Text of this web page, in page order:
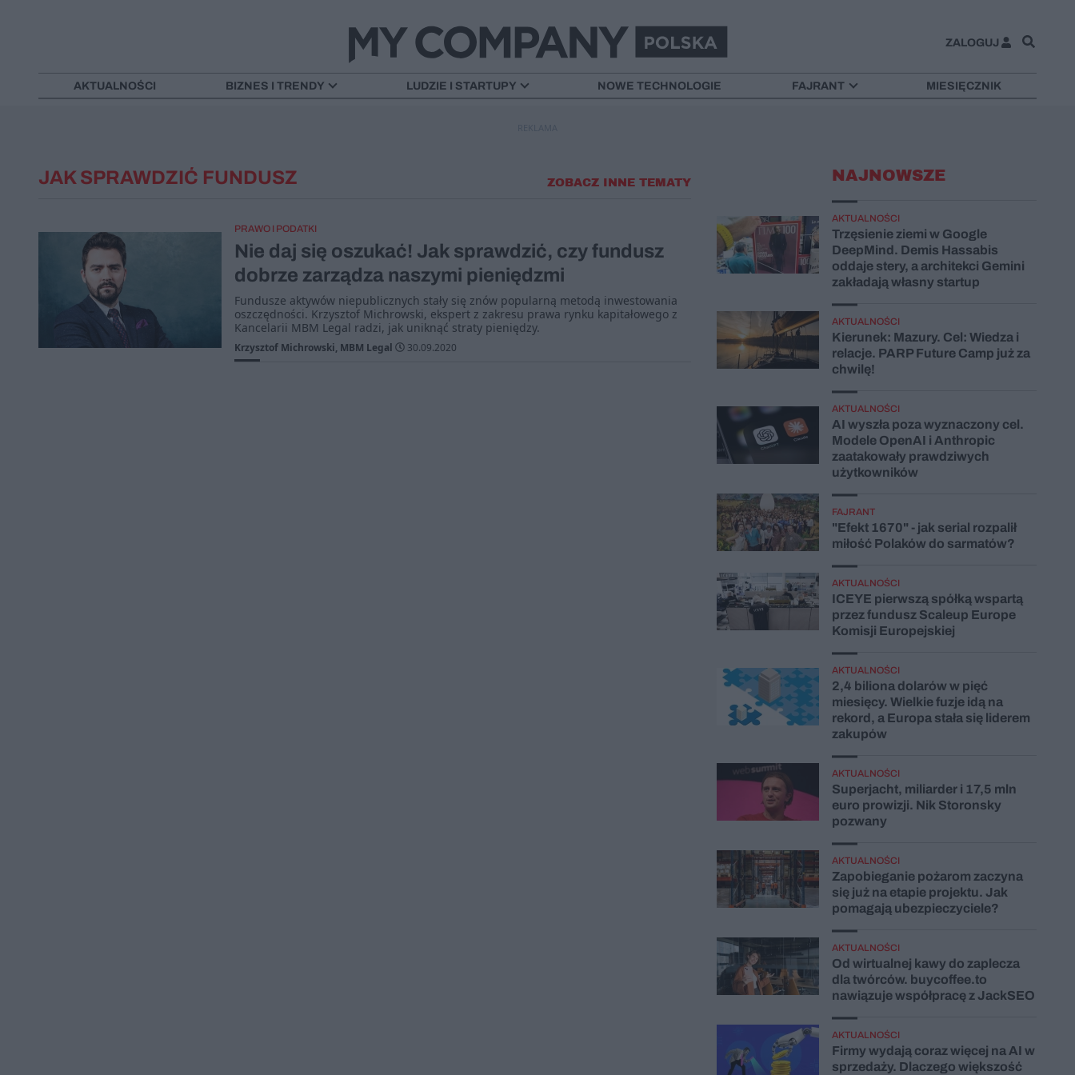
ZALOGUJ
AKTUALNOŚCI BIZNES I TRENDY LUDZIE I STARTUPY NOWE TECHNOLOGIE FAJRANT MIESIĘCZNIK
JAK SPRAWDZIĆ FUNDUSZ ZOBACZ INNE TEMATY
PRAWO I PODATKI
Nie daj się oszukać! Jak sprawdzić, czy fundusz
dobrze zarządza naszymi pieniędzmi
Fundusze aktywów niepublicznych stały się znów popularną metodą inwestowania
oszczędności. Krzysztof Michrowski, ekspert z zakresu prawa rynku kapitałowego z
Kancelarii MBM Legal radzi, jak uniknąć straty pieniędzy.
Krzysztof Michrowski, MBM Legal 30.09.2020
NAJNOWSZE
AKTUALNOŚCI
Trzęsienie ziemi w Google
DeepMind. Demis Hassabis
oddaje stery, a architekci Gemini
zakładają własny startup
AKTUALNOŚCI
Kierunek: Mazury. Cel: Wiedza i
relacje. PARP Future Camp już za
chwilę!
AKTUALNOŚCI
AI wyszła poza wyznaczony cel.
Modele OpenAI i Anthropic
zaatakowały prawdziwych
użytkowników
FAJRANT
"Efekt 1670" - jak serial rozpalił
miłość Polaków do sarmatów?
AKTUALNOŚCI
ICEYE pierwszą spółką wspartą
przez fundusz Scaleup Europe
Komisji Europejskiej
AKTUALNOŚCI
2,4 biliona dolarów w pięć
miesięcy. Wielkie fuzje idą na
rekord, a Europa stała się liderem
zakupów
AKTUALNOŚCI
Superjacht, miliarder i 17,5 mln
euro prowizji. Nik Storonsky
pozwany
AKTUALNOŚCI
Zapobieganie pożarom zaczyna
się już na etapie projektu. Jak
pomagają ubezpieczyciele?
AKTUALNOŚCI
Od wirtualnej kawy do zaplecza
dla twórców. buycoffee.to
nawiązuje współpracę z JackSEO
AKTUALNOŚCI
Firmy wydają coraz więcej na AI w
sprzedaży. Dlaczego większość